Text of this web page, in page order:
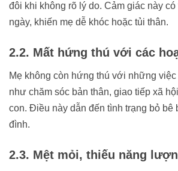
đôi khi không rõ lý do. Cảm giác này có
ngày, khiến mẹ dễ khóc hoặc tủi thân.
2.2. Mất hứng thú với các
Mẹ không còn hứng thú với những
như chăm sóc bản thân, giao tiếp xã
con. Điều này dẫn đến tình trạng bỏ bê
đình.
2.3. Mệt mỏi, thiếu năng